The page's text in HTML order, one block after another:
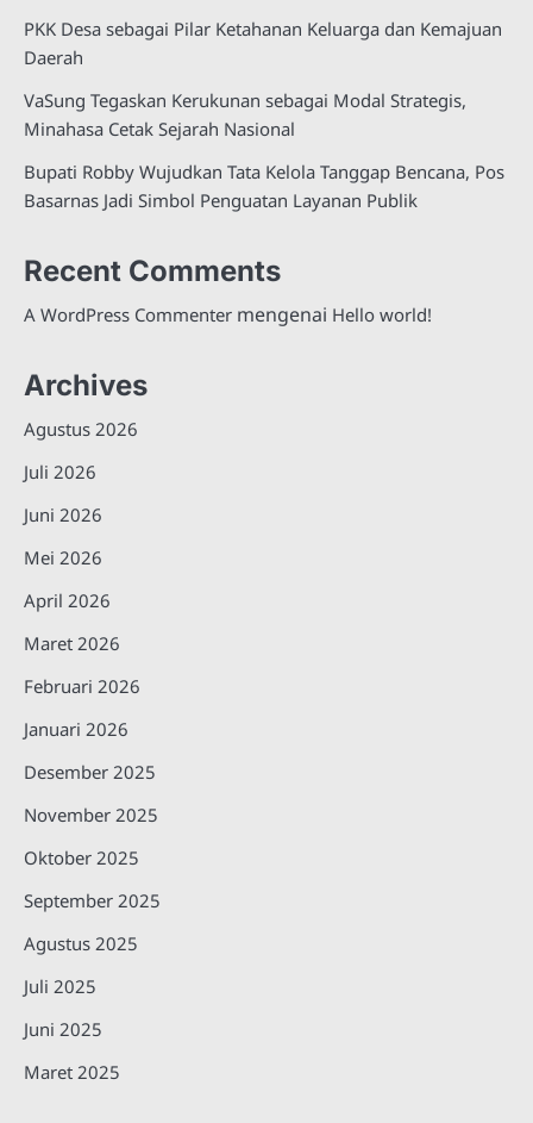
PKK Desa sebagai Pilar Ketahanan Keluarga dan Kemajuan
Daerah
VaSung Tegaskan Kerukunan sebagai Modal Strategis,
Minahasa Cetak Sejarah Nasional
Bupati Robby Wujudkan Tata Kelola Tanggap Bencana, Pos
Basarnas Jadi Simbol Penguatan Layanan Publik
Recent Comments
A WordPress Commenter mengenai Hello world!
Archives
Agustus 2026
Juli 2026
Juni 2026
Mei 2026
April 2026
Maret 2026
Februari 2026
Januari 2026
Desember 2025
November 2025
Oktober 2025
September 2025
Agustus 2025
Juli 2025
Juni 2025
Maret 2025